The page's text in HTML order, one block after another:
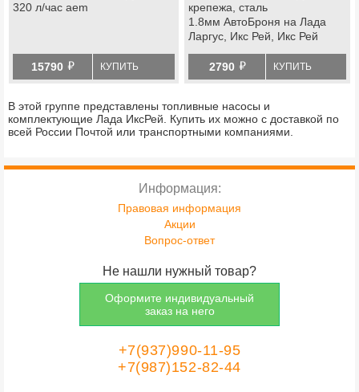
320 л/час aem
15790 й КУПИТЬ
крепежа, сталь
1.8мм АвтоБроня на Лада
Ларгус, Икс Рей, Икс Рей
stepway
2790 й КУПИТЬ
В этой группе представлены топливные насосы и
комплектующие Лада ИксРей. Купить их можно с доставкой по
всей России Почтой или транспортными компаниями.
+7(937)990-11-95
+7(987)152-82-44
Информация:
Правовая информация
Акции
Вопрос-ответ
Не нашли нужный товар?
Оформите индивидуальный
заказ на него